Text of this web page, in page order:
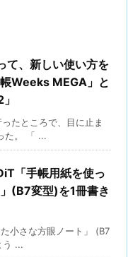
て、新しい使い方を
Weeks MEGA」と
たところで、目に止ま
た。 「 ...
「手帳用紙を使っ
(B7変型)を1冊書き
小さな方眼ノート」 (B7
う ...